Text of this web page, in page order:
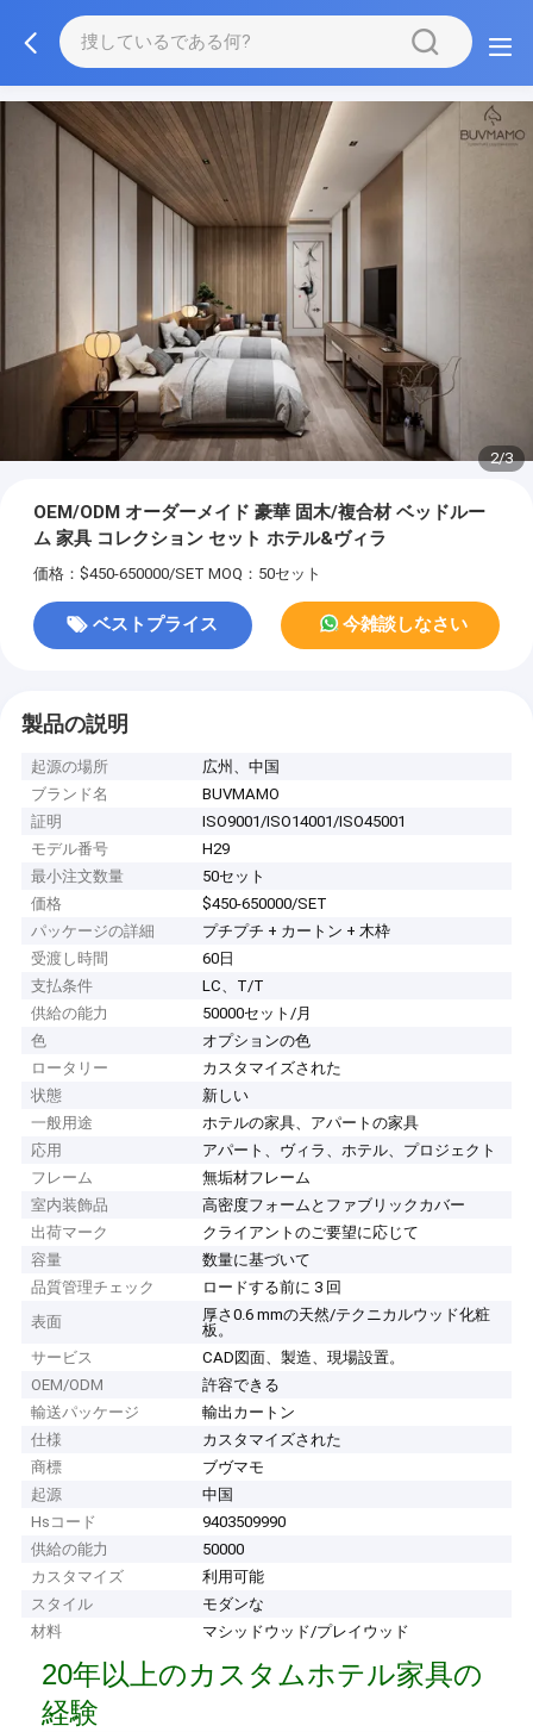
3/3
OEM/ODM オーダーメイド 豪華 固木/複合材 ベッドルー
ム 家具 コレクション セット ホテル&ヴィラ
価格：$450-650000/SET MOQ：50セット
ベストプライス 今雑談しなさい
製品の説明
起源の場所
広州、中国
ブランド名
BUVMAMO
証明
ISO9001/ISO14001/ISO45001
モデル番号
H29
最小注文数量
50セット
価格
$450-650000/SET
パッケージの詳細
プチプチ + カートン + 木枠
受渡し時間
60日
支払条件
LC、T/T
供給の能力
50000セット/月
色
オプションの色
ロータリー
カスタマイズされた
状態
新しい
一般用途
ホテルの家具、アパートの家具
応用
アパート、ヴィラ、ホテル、プロジェクト
フレーム
無垢材フレーム
室内装飾品
高密度フォームとファブリックカバー
出荷マーク
クライアントのご要望に応じて
容量
数量に基づいて
品質管理チェック
ロードする前に 3 回
表面
厚さ0.6 mmの天然/テクニカルウッド化粧
板。
サービス
CAD図面、製造、現場設置。
OEM/ODM
許容できる
輸送パッケージ
輸出カートン
仕様
カスタマイズされた
商標
ブヴマモ
起源
中国
Hsコード
9403509990
供給の能力
50000
カスタマイズ
利用可能
スタイル
モダンな
材料
マシッドウッド/プレイウッド
20年以上のカスタムホテル家具の
経験